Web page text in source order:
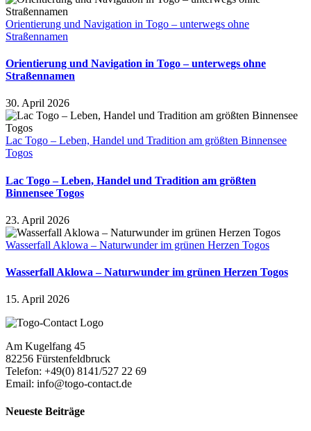
Orientierung und Navigation in Togo – unterwegs ohne
Straßennamen
Orientierung und Navigation in Togo – unterwegs ohne
Straßennamen
30. April 2026
Lac Togo – Leben, Handel und Tradition am größten Binnensee
Togos
Lac Togo – Leben, Handel und Tradition am größten
Binnensee Togos
23. April 2026
Wasserfall Aklowa – Naturwunder im grünen Herzen Togos
Wasserfall Aklowa – Naturwunder im grünen Herzen Togos
15. April 2026
Am Kugelfang 45
82256 Fürstenfeldbruck
Telefon: +49(0) 8141/527 22 69
Email: info@togo-contact.de
Neueste Beiträge